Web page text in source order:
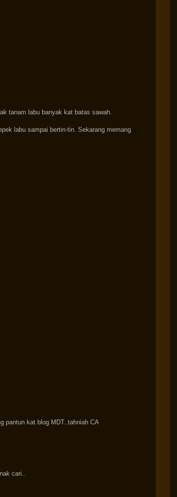
tanam labu banyak kat batas sawah.
labu sampai bertin-tin. Sekarang memang
pantun kat blog MDT..tahniah CA
cari..